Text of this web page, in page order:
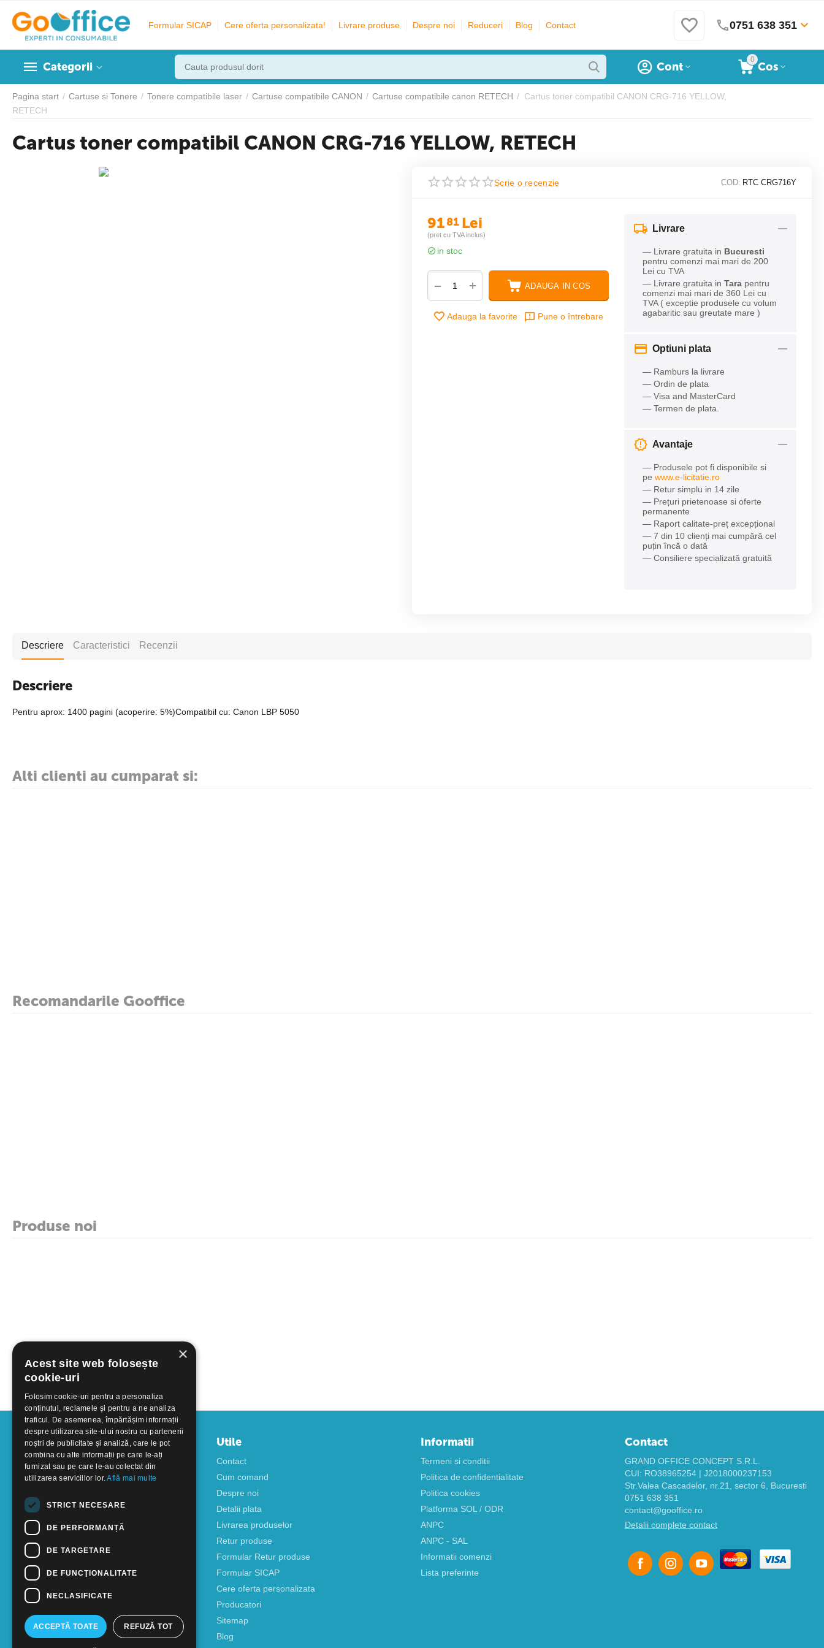
Formular SICAP Cere oferta personalizata! Livrare produse Despre noi Reduceri Blog Contact 0751 638 351
Categorii
0
Cos
Cont
Pagina start / Cartuse si Tonere / Tonere compatibile laser / Cartuse compatibile CANON / Cartuse compatibile canon RETECH / Cartus toner compatibil CANON CRG-716 YELLOW,
RETECH
Cartus toner compatibil CANON CRG-716 YELLOW, RETECH
Scrie o recenzie COD: RTC CRG716Y
9181 Lei
(pret cu TVA inclus)
in stoc
+
− ADAUGA IN COS
Adauga la favorite Pune o întrebare
Livrare
— Livrare gratuita in Bucuresti
pentru comenzi mai mari de 200
Lei cu TVA
— Livrare gratuita in Tara pentru
comenzi mai mari de 360 Lei cu
TVA ( exceptie produsele cu volum
agabaritic sau greutate mare )
Optiuni plata
— Ramburs la livrare
— Ordin de plata
— Visa and MasterCard
— Termen de plata.
Avantaje
— Produsele pot fi disponibile si
pe www.e-licitatie.ro
— Retur simplu in 14 zile
— Prețuri prietenoase si oferte
permanente
— Raport calitate-preț excepțional
— 7 din 10 clienți mai cumpără cel
puțin încă o dată
— Consiliere specializată gratuită
Descriere Caracteristici Recenzii
Descriere
Pentru aprox: 1400 pagini (acoperire: 5%)Compatibil cu: Canon LBP 5050
Alti clienti au cumparat si:
Recomandarile Gooffice
Produse noi
Contul meu
Creati cont
Utile
Contact
Cum comand
Despre noi
Detalii plata
Livrarea produselor
Retur produse
Formular Retur produse
Formular SICAP
Cere oferta personalizata
Producatori
Sitemap
Blog
Informatii
Termeni si conditii
Politica de confidentialitate
Politica cookies
Platforma SOL / ODR
ANPC
ANPC - SAL
Informatii comenzi
Lista preferinte
Contact
GRAND OFFICE CONCEPT S.R.L.
CUI: RO38965254 | J2018000237153
Str.Valea Cascadelor, nr.21, sector 6, Bucuresti
0751 638 351
contact@gooffice.ro
Detalii complete contact
×
Acest site web folosește
cookie-uri
Folosim cookie-uri pentru a personaliza
conținutul, reclamele și pentru a ne analiza
traficul. De asemenea, împărtășim informații
despre utilizarea site-ului nostru cu partenerii
noștri de publicitate și analiză, care le pot
combina cu alte informații pe care le-ați
furnizat sau pe care le-au colectat din
utilizarea serviciilor lor.Află mai multe
STRICT NECESARE
DE PERFORMANȚĂ
DE TARGETARE
DE FUNCŢIONALITATE
NECLASIFICATE
ACCEPTĂ TOATE REFUZĂ TOT